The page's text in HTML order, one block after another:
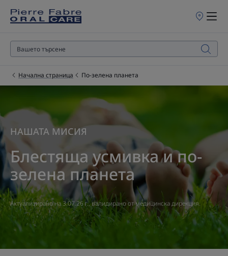
Търговски
продажба
Начална страница По-зелена планета
НАШАТА МИСИЯ
Блестяща усмивка и по-
зелена планета
Актуализирано на3.07.26 г., валидирано отмедицинска дирекция.